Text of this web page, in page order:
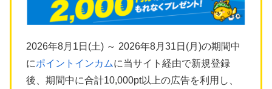
2026年8月1日(土) ～ 2026年8月31日(月)の期間中
にポイントインカムに当サイト経由で新規登録
後、期間中に合計10,000pt以上の広告を利用し、